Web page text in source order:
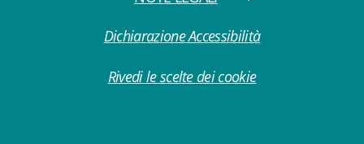
Dichiarazione Accessibilità
Rivedi le scelte dei cookie